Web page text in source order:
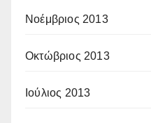
Νοέμβριος 2013
Οκτώβριος 2013
Ιούλιος 2013